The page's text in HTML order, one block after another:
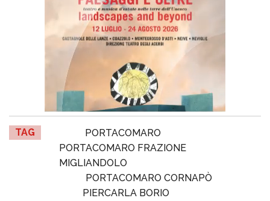
TAG
PORTACOMARO
PORTACOMARO FRAZIONE
MIGLIANDOLO
PORTACOMARO CORNAPÒ
PIERCARLA BORIO